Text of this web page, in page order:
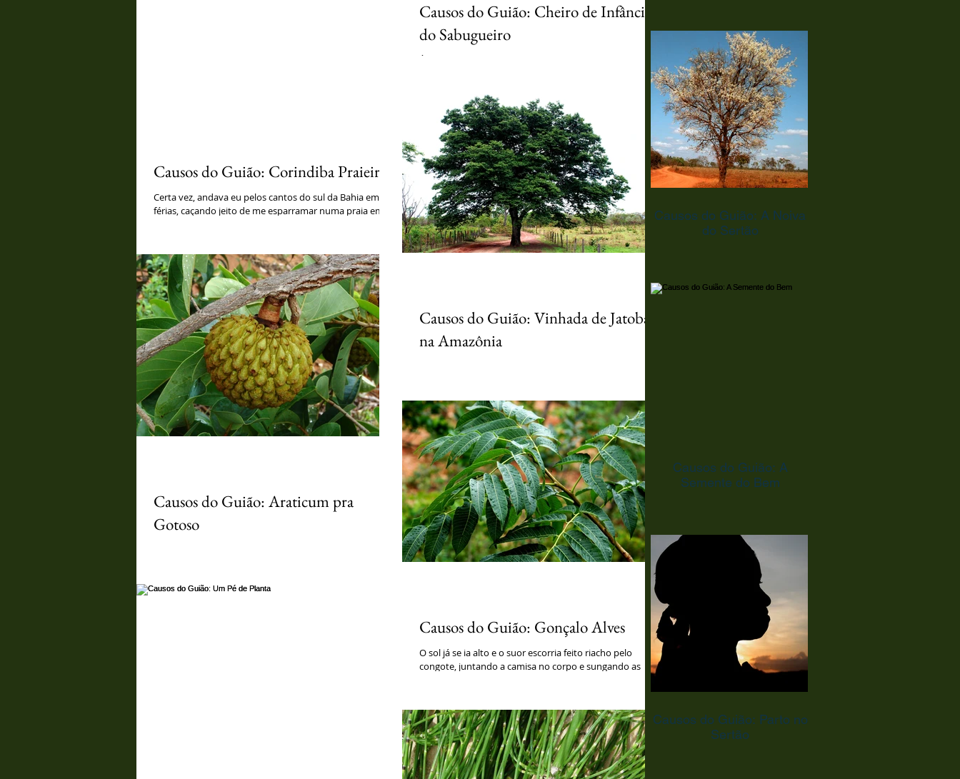
Causos do Guião: Corindiba Praieira
Certa vez, andava eu pelos cantos do sul da Bahia em
férias, caçando jeito de me esparramar numa praia em
Causos do Guião: Cheiro de Infância
do Sabugueiro
“cheiro”, ele se aloja em nosso cérebro e é identificado na
Causos do Guião: Araticum pra
Gotoso
Causos do Guião: Vinhada de Jatobá
na Amazônia
Causos do Guião: Gonçalo Alves
O sol já se ia alto e o suor escorria feito riacho pelo
congote, juntando a camisa no corpo e sungando as
Causos do Guião: A Noiva
do Sertão
Causos do Guião: A
Semente do Bem
Causos do Guião: Parto no
Sertão